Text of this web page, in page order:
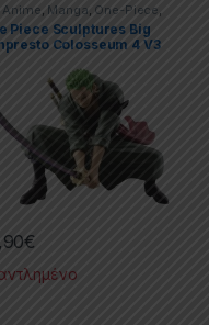
Anime Manga One-Piece
Figures , Statues
Piece Sculptures Big
Colosseum 4 V3
€